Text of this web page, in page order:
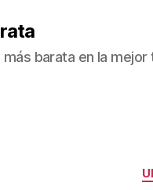
barata en la mejor